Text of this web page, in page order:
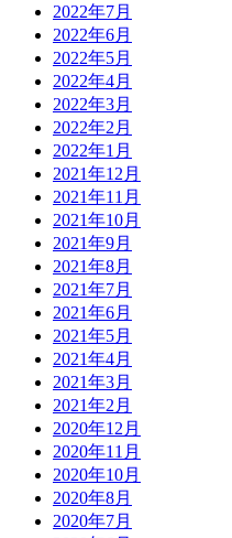
2022年7月
2022年6月
2022年5月
2022年4月
2022年3月
2022年2月
2022年1月
2021年12月
2021年11月
2021年10月
2021年9月
2021年8月
2021年7月
2021年6月
2021年5月
2021年4月
2021年3月
2021年2月
2020年12月
2020年11月
2020年10月
2020年8月
2020年7月